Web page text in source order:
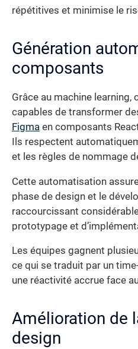
répétitives et minimise le
Génération
composants
Grâce au machine
capables de transformer
Figma en composants
Ils respectent
et les règles de nommage
Cette automatisation
phase de design et le
raccourcissant
prototypage et
Les équipes gagnent
ce qui se traduit par un
une réactivité accrue face
Amélioration de
design